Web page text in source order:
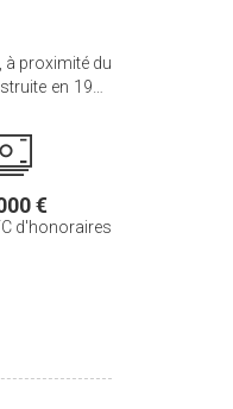
à proximité du
en 1992
et
qu'un WC
et d'un
€
d'honoraires